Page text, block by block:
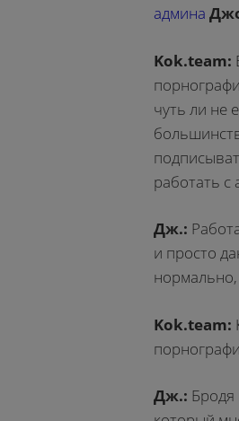
админа
Kok.team:
чуть ли не
работать с
Дж.:
и просто
Kok.team:
Дж.: Бродя